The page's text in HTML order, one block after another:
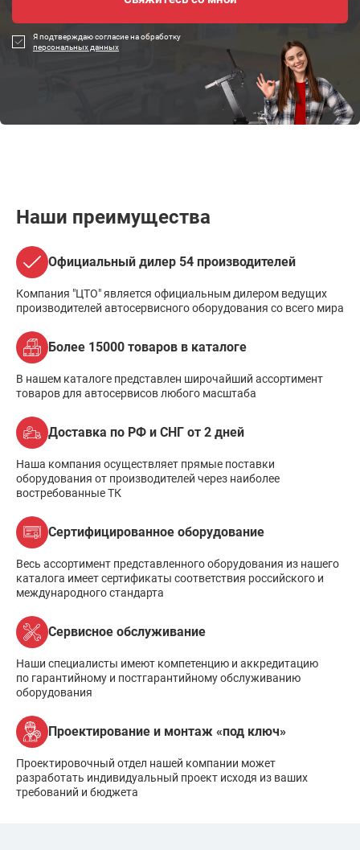
Я подтверждаю согласие на обработку
персональных данных
Наши преимущества
Официальный дилер 54 производителей
Компания "ЦТО" является официальным дилером ведущих
производителей автосервисного оборудования со всего мира
Более 15000 товаров в каталоге
В нашем каталоге представлен широчайший ассортимент
товаров для автосервисов любого масштаба
Доставка по РФ и СНГ от 2 дней
Наша компания осуществляет прямые поставки
оборудования от производителей через наиболее
востребованные ТК
Сертифицированное оборудование
Весь ассортимент представленного оборудования из нашего
каталога имеет сертификаты соответствия российского и
международного стандарта
Сервисное обслуживание
Наши специалисты имеют компетенцию и аккредитацию
по гарантийному и постгарантийному обслуживанию
оборудования
Проектирование и монтаж «под ключ»
Проектировочный отдел нашей компании может
разработать индивидуальный проект исходя из ваших
требований и бюджета